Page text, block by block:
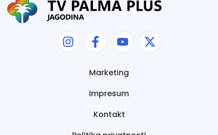
Marketing
Impresum
Kontakt